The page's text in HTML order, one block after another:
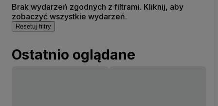
Brak wydarzeń zgodnych z filtrami. Kliknij, aby
zobaczyć wszystkie wydarzeń.
Resetuj filtry
Ostatnio oglądane